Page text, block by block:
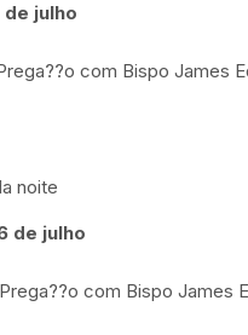
julho
com Bispo James
noite
de julho
com Bispo James